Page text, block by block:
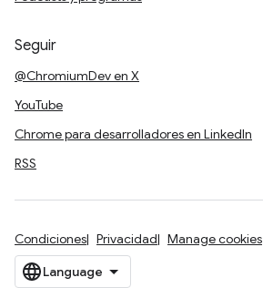
Seguir
@ChromiumDev en X
YouTube
Chrome para desarrolladores en LinkedIn
RSS
Condiciones Privacidad Manage cookies